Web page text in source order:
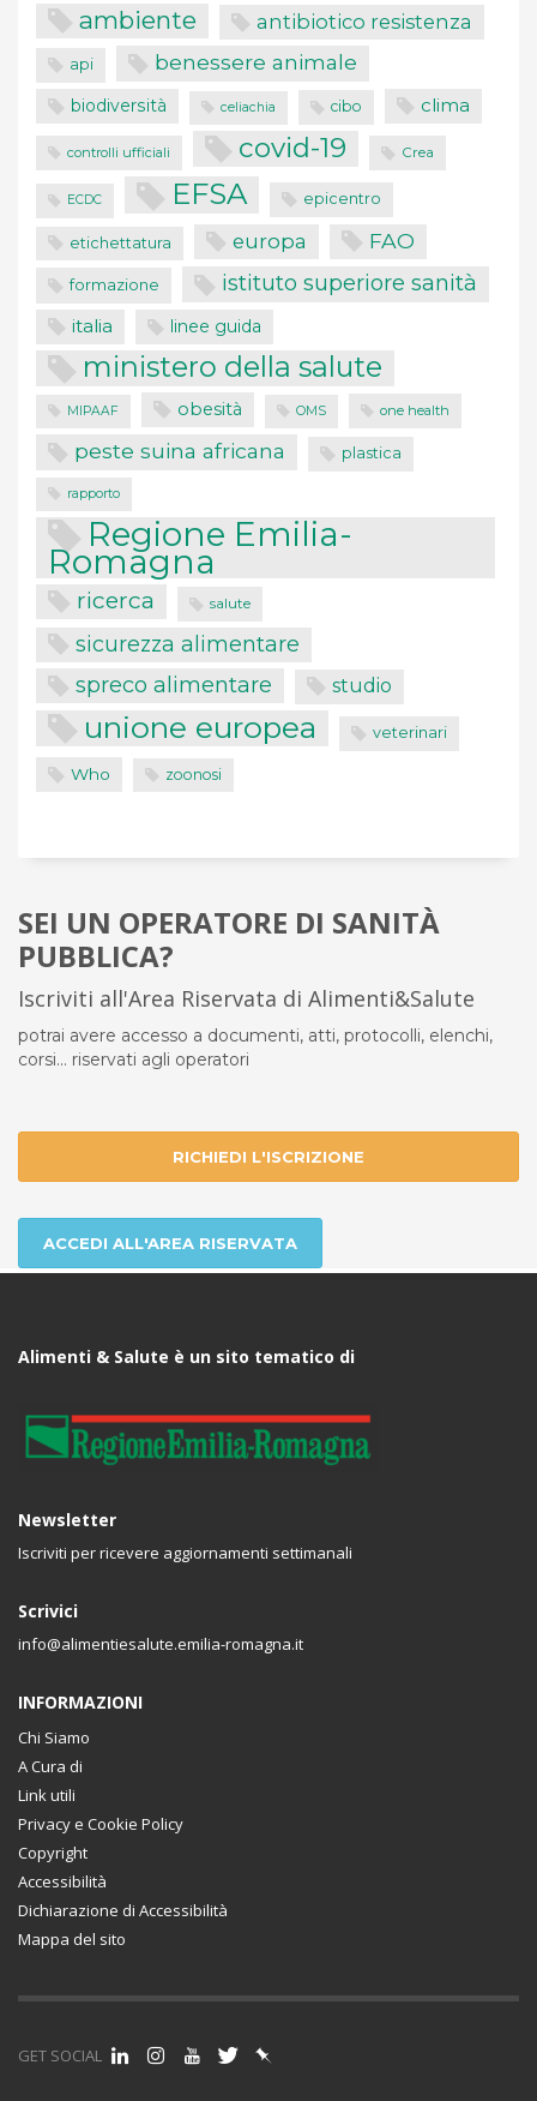
ambiente antibiotico resistenza
api benessere animale
biodiversità celiachia cibo clima
controlli ufficiali covid-19 Crea
ECDC EFSA epicentro
etichettatura europa FAO
formazione istituto superiore sanità
italia linee guida
ministero della salute
MIPAAF obesità OMS one health
peste suina africana plastica
rapporto
Regione Emilia-
Romagna
ricerca salute
sicurezza alimentare
spreco alimentare studio
unione europea veterinari
Who zoonosi
SEI UN OPERATORE DI SANITÀ
PUBBLICA?
Iscriviti all'Area Riservata di Alimenti&Salute
potrai avere accesso a documenti, atti, protocolli, elenchi,
corsi... riservati agli operatori
RICHIEDI L'ISCRIZIONE
ACCEDI ALL'AREA RISERVATA
Alimenti & Salute è un sito tematico di
Newsletter
Iscriviti per ricevere aggiornamenti settimanali
Scrivici
info@alimentiesalute.emilia-romagna.it
INFORMAZIONI
Chi Siamo
A Cura di
Link utili
Privacy e Cookie Policy
Copyright
Accessibilità
Dichiarazione di Accessibilità
Mappa del sito
GET SOCIAL